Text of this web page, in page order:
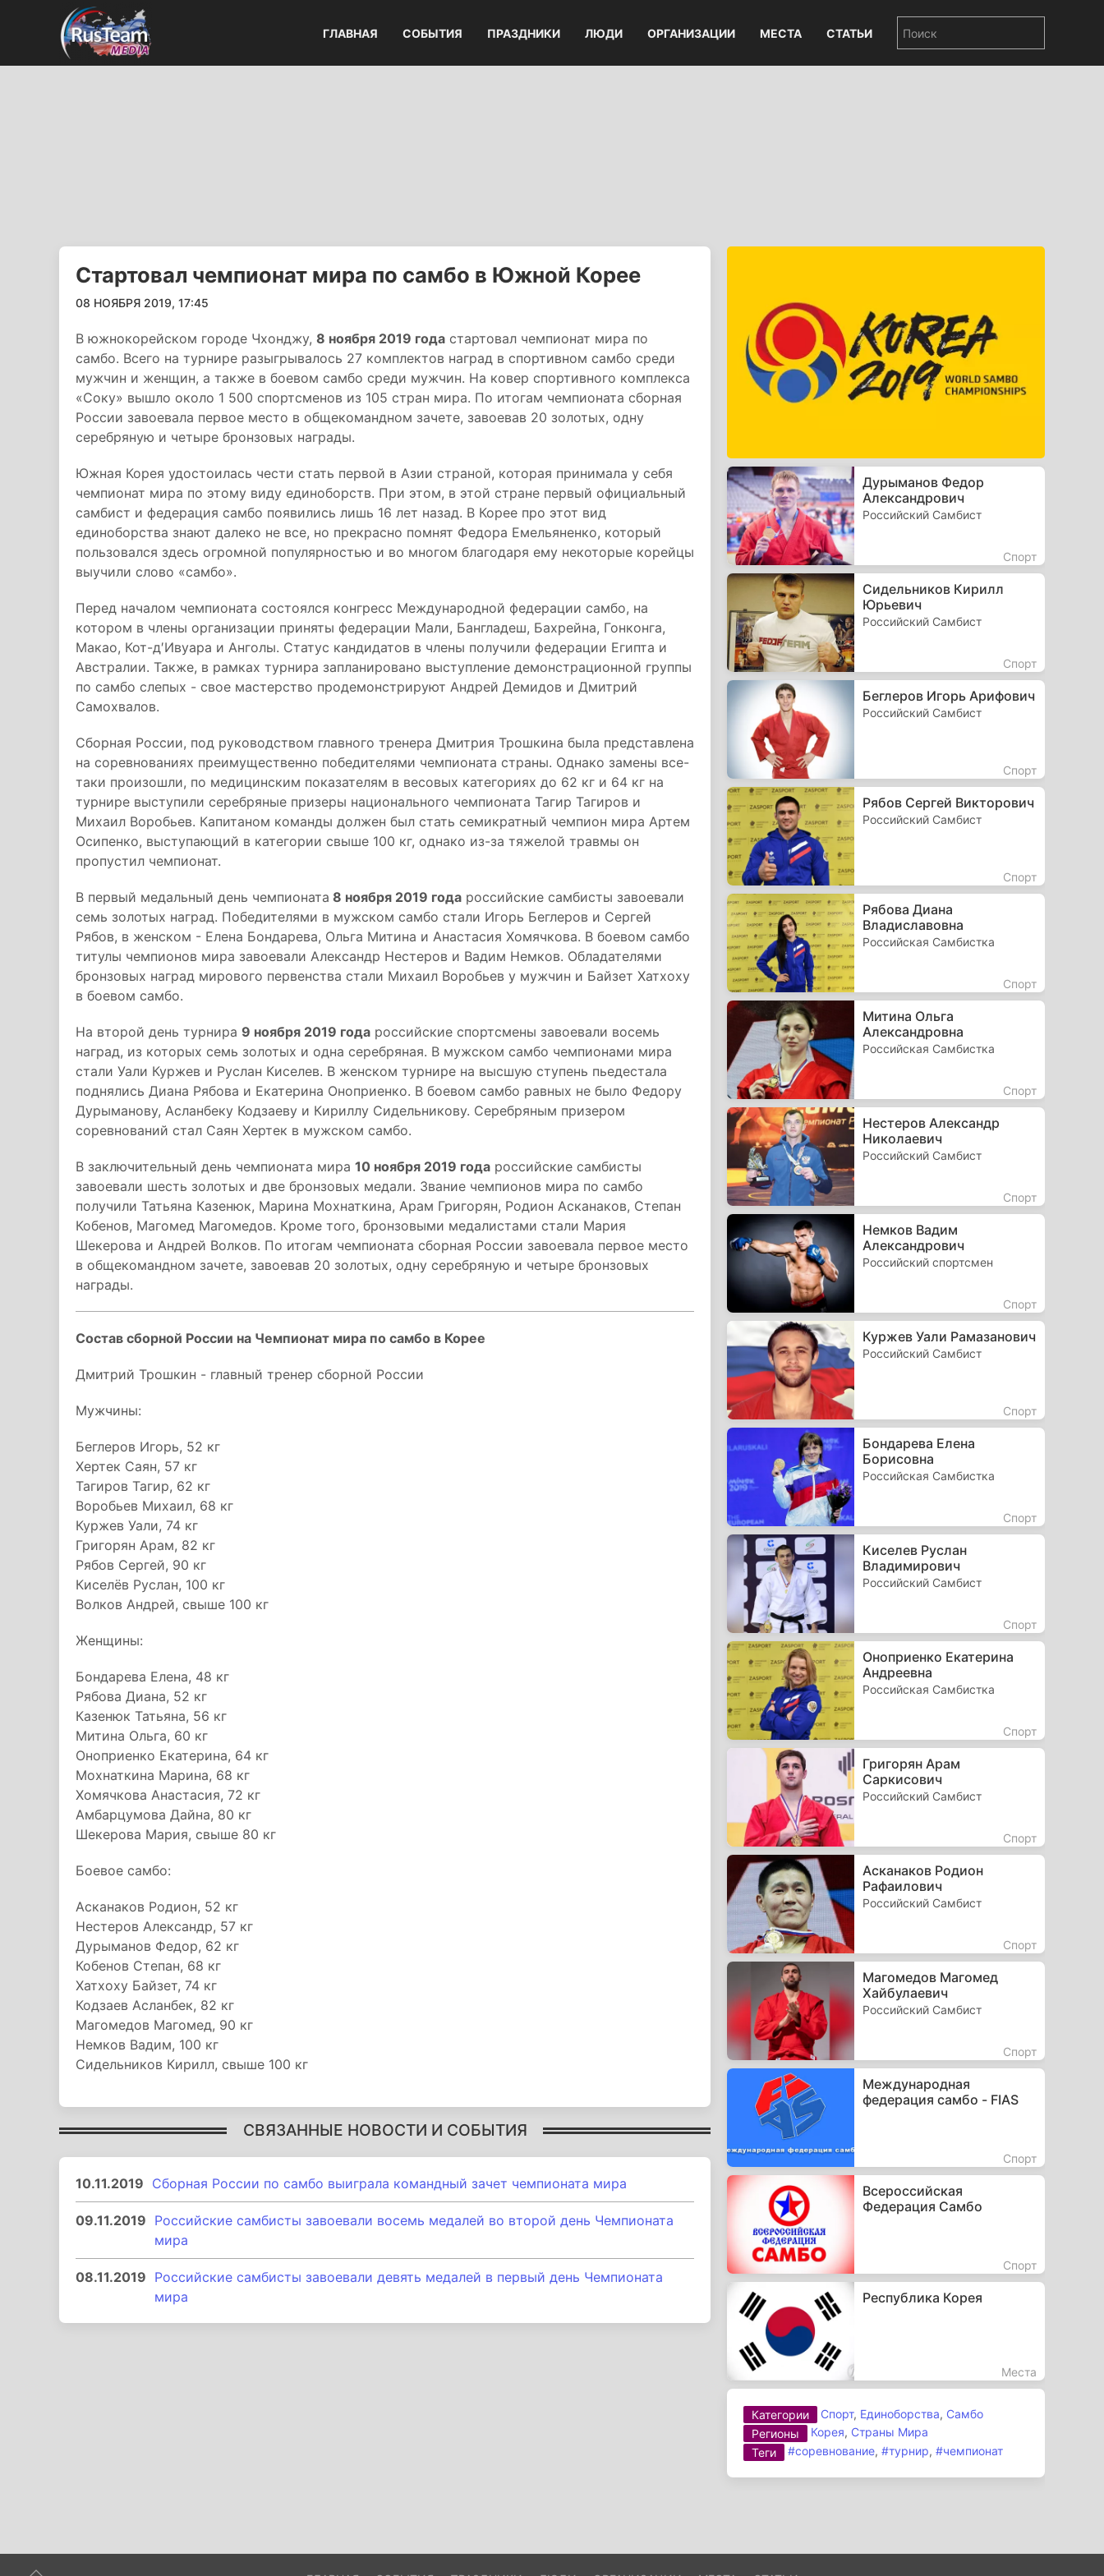
ГЛАВНАЯ СОБЫТИЯ ПРАЗДНИКИ ЛЮДИ ОРГАНИЗАЦИИ МЕСТА СТАТЬИ
Стартовал чемпионат мира по самбо в Южной Корее
08 НОЯБРЯ 2019, 17:45
В южнокорейском городе Чхонджу, 8 ноября 2019 года стартовал чемпионат мира по
самбо. Всего на турнире разыгрывалось 27 комплектов наград в спортивном самбо среди
мужчин и женщин, а также в боевом самбо среди мужчин. На ковер спортивного комплекса
«Соку» вышло около 1 500 спортсменов из 105 стран мира. По итогам чемпионата сборная
России завоевала первое место в общекомандном зачете, завоевав 20 золотых, одну
серебряную и четыре бронзовых награды.
Южная Корея удостоилась чести стать первой в Азии страной, которая принимала у себя
чемпионат мира по этому виду единоборств. При этом, в этой стране первый официальный
самбист и федерация самбо появились лишь 16 лет назад. В Корее про этот вид
единоборства знают далеко не все, но прекрасно помнят Федора Емельяненко, который
пользовался здесь огромной популярностью и во многом благодаря ему некоторые корейцы
выучили слово «самбо».
Перед началом чемпионата состоялся конгресс Международной федерации самбо, на
котором в члены организации приняты федерации Мали, Бангладеш, Бахрейна, Гонконга,
Макао, Кот-д′Ивуара и Анголы. Статус кандидатов в члены получили федерации Египта и
Австралии. Также, в рамках турнира запланировано выступление демонстрационной группы
по самбо слепых - свое мастерство продемонстрируют Андрей Демидов и Дмитрий
Самохвалов.
Сборная России, под руководством главного тренера Дмитрия Трошкина была представлена
на соревнованиях преимущественно победителями чемпионата страны. Однако замены все-
таки произошли, по медицинским показателям в весовых категориях до 62 кг и 64 кг на
турнире выступили серебряные призеры национального чемпионата Тагир Тагиров и
Михаил Воробьев. Капитаном команды должен был стать семикратный чемпион мира Артем
Осипенко, выступающий в категории свыше 100 кг, однако из-за тяжелой травмы он
пропустил чемпионат.
В первый медальный день чемпионата 8 ноября 2019 года российские самбисты завоевали
семь золотых наград. Победителями в мужском самбо стали Игорь Беглеров и Сергей
Рябов, в женском - Елена Бондарева, Ольга Митина и Анастасия Хомячкова. В боевом самбо
титулы чемпионов мира завоевали Александр Нестеров и Вадим Немков. Обладателями
бронзовых наград мирового первенства стали Михаил Воробьев у мужчин и Байзет Хатхоху
в боевом самбо.
На второй день турнира 9 ноября 2019 года российские спортсмены завоевали восемь
наград, из которых семь золотых и одна серебряная. В мужском самбо чемпионами мира
стали Уали Куржев и Руслан Киселев. В женском турнире на высшую ступень пьедестала
поднялись Диана Рябова и Екатерина Оноприенко. В боевом самбо равных не было Федору
Дурыманову, Асланбеку Кодзаеву и Кириллу Сидельникову. Серебряным призером
соревнований стал Саян Хертек в мужском самбо.
В заключительный день чемпионата мира 10 ноября 2019 года российские самбисты
завоевали шесть золотых и две бронзовых медали. Звание чемпионов мира по самбо
получили Татьяна Казенюк, Марина Мохнаткина, Арам Григорян, Родион Асканаков, Степан
Кобенов, Магомед Магомедов. Кроме того, бронзовыми медалистами стали Мария
Шекерова и Андрей Волков. По итогам чемпионата сборная России завоевала первое место
в общекомандном зачете, завоевав 20 золотых, одну серебряную и четыре бронзовых
награды.
Состав сборной России на Чемпионат мира по самбо в Корее
Дмитрий Трошкин - главный тренер сборной России
Мужчины:
Беглеров Игорь, 52 кг
Хертек Саян, 57 кг
Тагиров Тагир, 62 кг
Воробьев Михаил, 68 кг
Куржев Уали, 74 кг
Григорян Арам, 82 кг
Рябов Сергей, 90 кг
Киселёв Руслан, 100 кг
Волков Андрей, свыше 100 кг
Женщины:
Бондарева Елена, 48 кг
Рябова Диана, 52 кг
Казенюк Татьяна, 56 кг
Митина Ольга, 60 кг
Оноприенко Екатерина, 64 кг
Мохнаткина Марина, 68 кг
Хомячкова Анастасия, 72 кг
Амбарцумова Дайна, 80 кг
Шекерова Мария, свыше 80 кг
Боевое самбо:
Асканаков Родион, 52 кг
Нестеров Александр, 57 кг
Дурыманов Федор, 62 кг
Кобенов Степан, 68 кг
Хатхоху Байзет, 74 кг
Кодзаев Асланбек, 82 кг
Магомедов Магомед, 90 кг
Немков Вадим, 100 кг
Сидельников Кирилл, свыше 100 кг
СВЯЗАННЫЕ НОВОСТИ И СОБЫТИЯ
10.11.2019 Сборная России по самбо выиграла командный зачет чемпионата мира
09.11.2019 Российские самбисты завоевали восемь медалей во второй день Чемпионата
мира
08.11.2019 Российские самбисты завоевали девять медалей в первый день Чемпионата
мира
Дурыманов Федор
Александрович
Российский Самбист
Спорт
Сидельников Кирилл
Юрьевич
Российский Самбист
Спорт
Беглеров Игорь Арифович
Российский Самбист
Спорт
Рябов Сергей Викторович
Российский Самбист
Спорт
Рябова Диана
Владиславовна
Российская Самбистка
Спорт
Митина Ольга
Александровна
Российская Самбистка
Спорт
Нестеров Александр
Николаевич
Российский Самбист
Спорт
Немков Вадим
Александрович
Российский спортсмен
Спорт
Куржев Уали Рамазанович
Российский Самбист
Спорт
Бондарева Елена
Борисовна
Российская Самбистка
Спорт
Киселев Руслан
Владимирович
Российский Самбист
Спорт
Оноприенко Екатерина
Андреевна
Российская Самбистка
Спорт
Григорян Арам
Саркисович
Российский Самбист
Спорт
Асканаков Родион
Рафаилович
Российский Самбист
Спорт
Магомедов Магомед
Хайбулаевич
Российский Самбист
Спорт
Международная
федерация самбо - FIAS
Спорт
Всероссийская
Федерация Самбо
Спорт
Республика Корея
Места
Категории Спорт, Единоборства, Самбо
Регионы
Корея, Страны Мира
Теги
#соревнование,#турнир,#чемпионат